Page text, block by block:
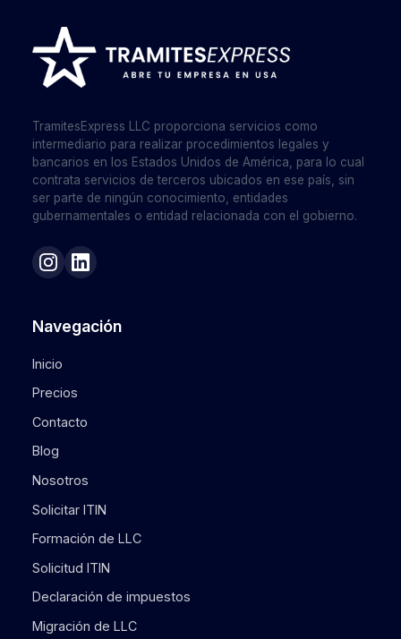
TramitesExpress LLC proporciona servicios como
intermediario para realizar procedimientos legales y
bancarios en los Estados Unidos de América, para lo cual
contrata servicios de terceros ubicados en ese país, sin
ser parte de ningún conocimiento, entidades
gubernamentales o entidad relacionada con el gobierno.
Navegación
Inicio
Precios
Contacto
Blog
Nosotros
Solicitar ITIN
Formación de LLC
Solicitud ITIN
Declaración de impuestos
Migración de LLC